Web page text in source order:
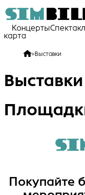
Концерты
карта
>Выставки
Выставки
Покупайте